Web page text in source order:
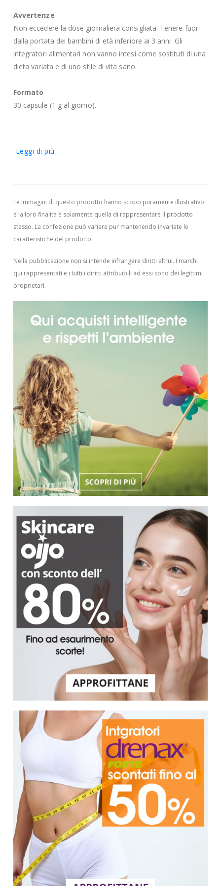
Avvertenze
Non eccedere la dose giornaliera consigliata. Tenere fuori
dalla portata dei bambini di età inferiore ai 3 anni. Gli
integratori alimentari non vanno intesi come sostituti di una
dieta variata e di uno stile di vita sano.
Formato
30 capsule (1 g al giorno).
Leggi di più
Le immagini di questo prodotto hanno scopo puramente illustrativo
e la loro finalità è solamente quella di rappresentare il prodotto
stesso. La confezione può variare pur mantenendo invariate le
caratteristiche del prodotto.
Nella pubblicazione non si intende infrangere diritti altrui. I marchi
qui rappresentati e i tutti i diritti attribuibili ad essi sono dei legittimi
proprietari.